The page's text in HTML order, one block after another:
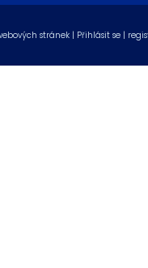
stránek | Přihlásit se |